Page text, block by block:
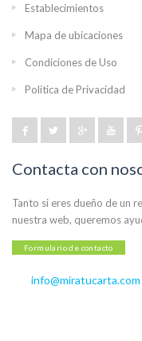
Establecimientos
Mapa de ubicaciones
Condiciones de Uso
Política de Privacidad
Contacta con
Tanto si eres dueño de un
nuestra web, queremos
Formulario de contacto
info@miratucarta.com